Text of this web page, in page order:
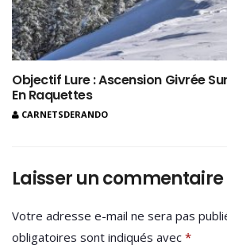
Objectif Lure : Ascension Givrée
En Raquettes
CARNETSDERANDO
Laisser un commentaire
Votre adresse e-mail ne sera pas
obligatoires sont indiqués avec *